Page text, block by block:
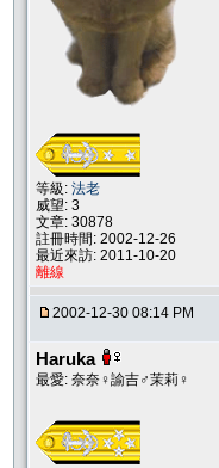
等級: 法老
威望: 3
文章: 30878
註冊時間: 2002-12-26
最近來訪: 2011-10-20
離線
2002-12-30 08:14 PM
Haruka
最愛: 奈奈♀諭吉♂茉莉♀